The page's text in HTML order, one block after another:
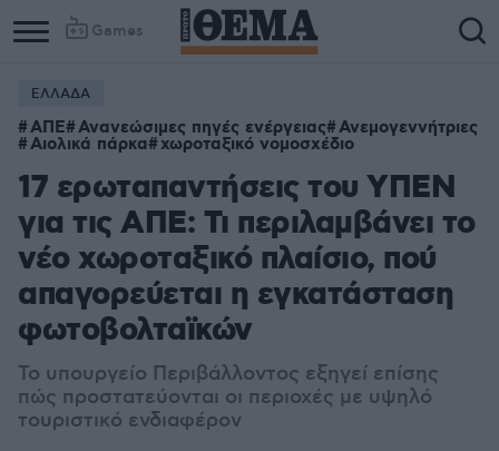
Games
ΕΛΛΑΔΑ
ΑΠΕ Ανανεώσιμες πηγές ενέργειας Ανεμογεννήτριες
Αιολικά πάρκα χωροταξικό νομοσχέδιο
17 ερωταπαντήσεις του ΥΠΕΝ
για τις ΑΠΕ: Τι περιλαμβάνει το
νέο χωροταξικό πλαίσιο, πού
απαγορεύεται η εγκατάσταση
φωτοβολταϊκών
Το υπουργείο Περιβάλλοντος εξηγεί επίσης
πώς προστατεύονται οι περιοχές με υψηλό
τουριστικό ενδιαφέρον